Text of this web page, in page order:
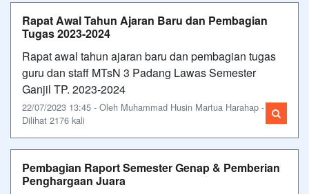
Rapat Awal Tahun Ajaran Baru dan Pembagian
Tugas 2023-2024
Rapat awal tahun ajaran baru dan pembagian tugas
guru dan staff MTsN 3 Padang Lawas Semester
Ganjil TP. 2023-2024
22/07/2023 13:45 - Oleh Muhammad Husin Martua Harahap -
Dilihat 2176 kali
Pembagian Raport Semester Genap & Pemberian
Penghargaan Juara